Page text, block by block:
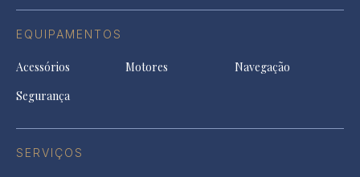
EQUIPAMENTOS
Acessórios Motores
Navegação
Segurança
SERVIÇOS